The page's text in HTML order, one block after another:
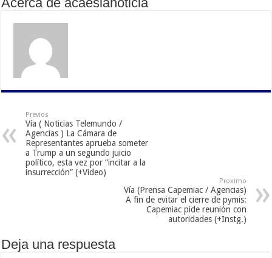
Previos
Vía ( Noticias Telemundo /
Agencias ) La Cámara de
Representantes aprueba someter
a Trump a un segundo juicio
político, esta vez por “incitar a la
insurrección” (+Video)
Proximo
Vía (Prensa Capemiac / Agencias)
A fin de evitar el cierre de pymis:
Capemiac pide reunión con
autoridades (+Instg.)
Deja una respuesta